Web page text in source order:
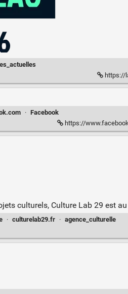
https://
· Facebook
https://
culturels, Culture Lab 29 est
· culturelab29.fr · agence_culturelle